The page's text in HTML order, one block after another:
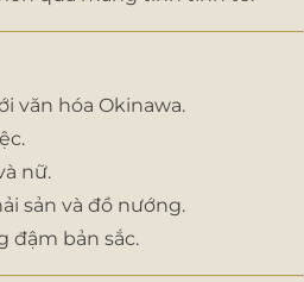
văn hóa Okinawa.
nữ.
sản và đồ nướng.
đậm bản sắc.